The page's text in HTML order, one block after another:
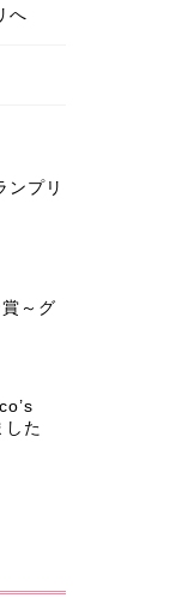
へ
ンプリ
～グ
た